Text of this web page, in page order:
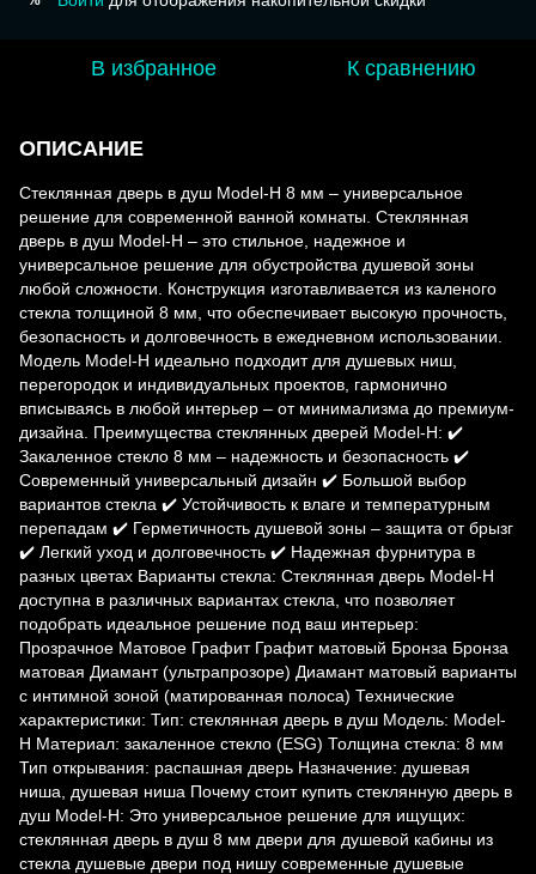
В избранное К сравнению
ОПИСАНИЕ
Стеклянная дверь в душ Model-H 8 мм – универсальное
решение для современной ванной комнаты. Стеклянная
дверь в душ Model-H – это стильное, надежное и
универсальное решение для обустройства душевой зоны
любой сложности. Конструкция изготавливается из каленого
стекла толщиной 8 мм, что обеспечивает высокую прочность,
безопасность и долговечность в ежедневном использовании.
Модель Model-H идеально подходит для душевых ниш,
перегородок и индивидуальных проектов, гармонично
вписываясь в любой интерьер – от минимализма до премиум-
дизайна. Преимущества стеклянных дверей Model-H: ✔️
Закаленное стекло 8 мм – надежность и безопасность ✔️
Современный универсальный дизайн ✔️ Большой выбор
вариантов стекла ✔️ Устойчивость к влаге и температурным
перепадам ✔️ Герметичность душевой зоны – защита от брызг
✔️ Легкий уход и долговечность ✔️ Надежная фурнитура в
разных цветах Варианты стекла: Стеклянная дверь Model-H
доступна в различных вариантах стекла, что позволяет
подобрать идеальное решение под ваш интерьер:
Прозрачное Матовое Графит Графит матовый Бронза Бронза
матовая Диамант (ультрапрозоре) Диамант матовый варианты
с интимной зоной (матированная полоса) Технические
характеристики: Тип: стеклянная дверь в душ Модель: Model-
H Материал: закаленное стекло (ESG) Толщина стекла: 8 мм
Тип открывания: распашная дверь Назначение: душевая
ниша, душевая ниша Почему стоит купить стеклянную дверь в
душ Model-H: Это универсальное решение для ищущих:
стеклянная дверь в душ 8 мм двери для душевой кабины из
стекла душевые двери под нишу современные душевые